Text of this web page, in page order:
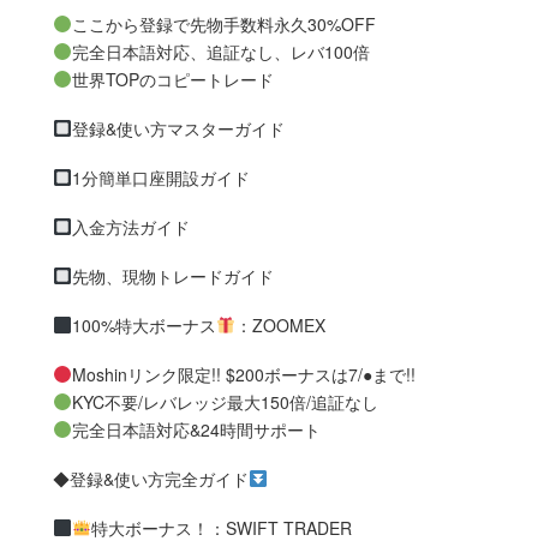
ここから登録で先物手数料永久30%OFF
完全日本語対応、追証なし、レバ100倍
世界TOPのコピートレード
登録&使い方マスターガイド
1分簡単口座開設ガイド
入金方法ガイド
先物、現物トレードガイド
100%特大ボーナス ：ZOOMEX
Moshinリンク限定!! $200ボーナスは7/●まで!!
KYC不要/レバレッジ最大150倍/追証なし
完全日本語対応&24時間サポート
◆登録&使い方完全ガイド
特大ボーナス！：SWIFT TRADER